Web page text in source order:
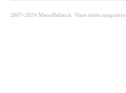
2007-2024 ManoBalsas.lt. Visos teisės saugomos.